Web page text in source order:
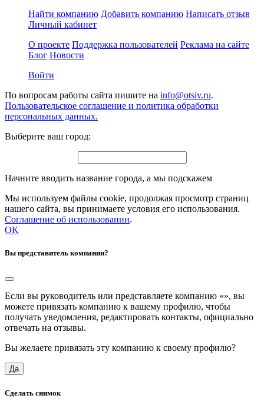
Найти компанию Добавить компанию Написать отзыв
Личный кабинет
О проекте Поддержка пользователей Реклама на сайте
Блог Новости
Войти
По вопросам работы сайта пишите на info@otsiv.ru.
Пользовательское соглашение и политика обработки
персональных данных.
Выберите ваш город:
Начните вводить название города, а мы подскажем
Мы используем файлы cookie, продолжая просмотр страниц
нашего сайта, вы принимаете условия его использования.
Соглашение об использовании.
OK
Вы представитель компании?
Если вы руководитель или представляете компанию «», вы
можете привязать компанию к вашему профилю, чтобы
получать уведомления, редактировать контакты, официально
отвечать на отзывы.
Вы желаете привязать эту компанию к своему профилю?
Да
Сделать снимок